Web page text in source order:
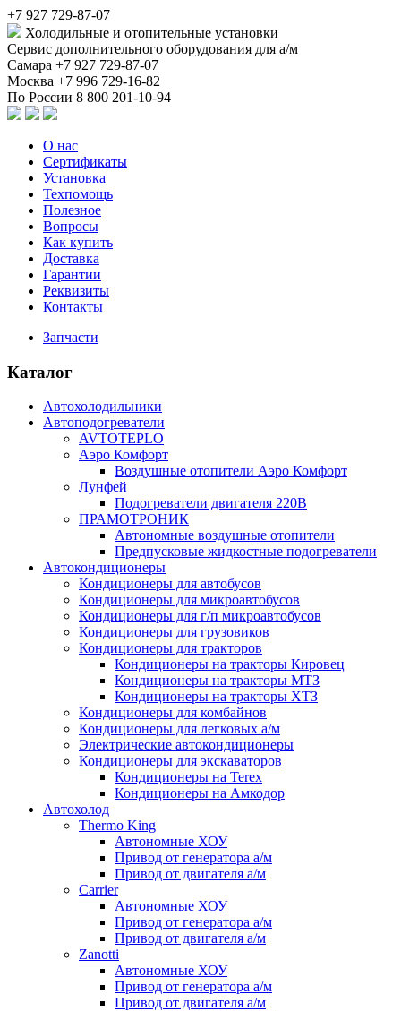
+7 927 729-87-07
Холодильные и отопительные установки
Сервис дополнительного оборудования для а/м
Самара +7 927 729-87-07
Москва +7 996 729-16-82
По России 8 800 201-10-94
О нас
Сертификаты
Установка
Техпомощь
Полезное
Вопросы
Как купить
Доставка
Гарантии
Реквизиты
Контакты
Запчасти
Каталог
Автохолодильники
Автоподогреватели
AVTOTEPLO
Аэро Комфорт
Воздушные отопители Аэро Комфорт
Лунфей
Подогреватели двигателя 220В
ПРАМОТРОНИК
Автономные воздушные отопители
Предпусковые жидкостные подогреватели
Автокондиционеры
Кондиционеры для автобусов
Кондиционеры для микроавтобусов
Кондиционеры для г/п микроавтобусов
Кондиционеры для грузовиков
Кондиционеры для тракторов
Кондиционеры на тракторы Кировец
Кондиционеры на тракторы МТЗ
Кондиционеры на тракторы ХТЗ
Кондиционеры для комбайнов
Кондиционеры для легковых а/м
Электрические автокондиционеры
Кондиционеры для экскаваторов
Кондиционеры на Terex
Кондиционеры на Амкодор
Автохолод
Thermo King
Автономные ХОУ
Привод от генератора а/м
Привод от двигателя а/м
Carrier
Автономные ХОУ
Привод от генератора а/м
Привод от двигателя а/м
Zanotti
Автономные ХОУ
Привод от генератора а/м
Привод от двигателя а/м